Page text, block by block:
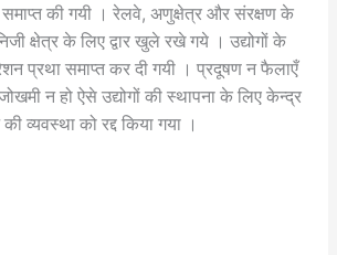
समाप्त की गयी । रेलवे, अणुक्षेत्र और संरक्षण के
क्षेत्र के लिए द्वार खुले रखे गये । उद्योगों के
प्रथा समाप्त कर दी गयी । प्रदूषण न फैलाएँ
न हो ऐसे उद्योगों की स्थापना के लिए केन्द्र
व्यवस्था को रद्द किया गया ।